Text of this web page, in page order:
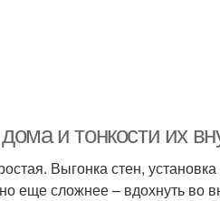
и тонкости их
Выгонка стен,
еще сложнее – вдохнуть во